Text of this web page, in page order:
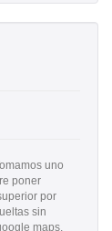
uno
poner
por
sin
maps,